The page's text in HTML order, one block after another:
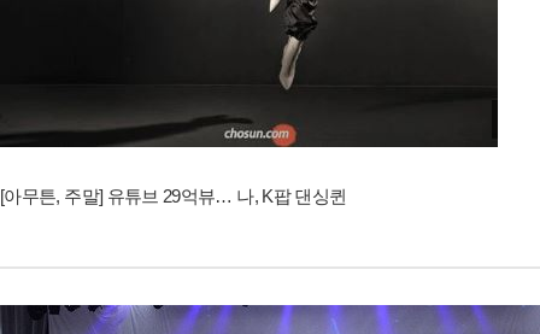
[아무튼, 주말] 유튜브 29억뷰… 나, K팝 댄싱퀸